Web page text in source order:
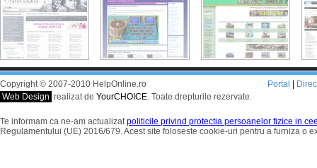
Copyright © 2007-2010 HelpOnline.ro
Web Design realizat de YourCHOICE. Toate drepturile rezervate.
Portal
Te informam ca ne-am actualizatpoliticile privind protectia persoanelor fizice in
Regulamentului (UE) 2016/679. Acest site foloseste cookie-uri pentru a furniza o